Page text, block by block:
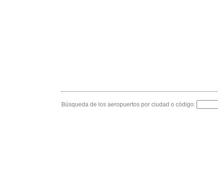
Búsqueda de los aeropuertos por ciudad o código: